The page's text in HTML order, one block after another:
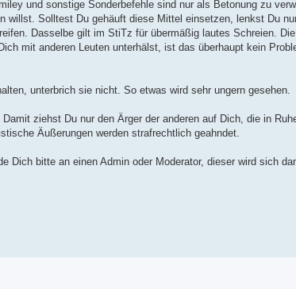
und sonstige Sonderbefehle sind nur als Betonung zu
willst. Solltest Du gehäuft diese Mittel einsetzen, lenkst Du
Dasselbe gilt im StiTz für übermäßig lautes Schreien.
mit anderen Leuten unterhälst, ist das überhaupt kein
unterbrich sie nicht. So etwas wird sehr ungern gesehen.
ziehst Du nur den Ärger der anderen auf Dich, die in
Äußerungen werden strafrechtlich geahndet.
bitte an einen Admin oder Moderator, dieser wird sich